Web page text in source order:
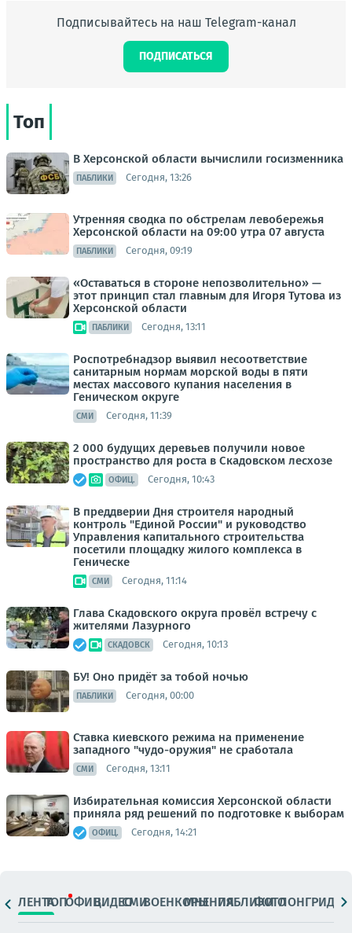
Подписывайтесь на наш Telegram-канал
ПОДПИСАТЬСЯ
Топ
В Херсонской области вычислили госизменника
ПАБЛИКИ Сегодня, 13:26
Утренняя сводка по обстрелам левобережья
Херсонской области на 09:00 утра 07 августа
ПАБЛИКИ Сегодня, 09:19
«Оставаться в стороне непозволительно» —
этот принцип стал главным для Игоря Тутова из
Херсонской области
ПАБЛИКИ Сегодня, 13:11
Роспотребнадзор выявил несоответствие
санитарным нормам морской воды в пяти
местах массового купания населения в
Геническом округе
СМИ Сегодня, 11:39
2 000 будущих деревьев получили новое
пространство для роста в Скадовском лесхозе
ОФИЦ. Сегодня, 10:43
В преддверии Дня строителя народный
контроль "Единой России" и руководство
Управления капитального строительства
посетили площадку жилого комплекса в
Геническе
СМИ Сегодня, 11:14
Глава Скадовского округа провёл встречу с
жителями Лазурного
СКАДОВСК Сегодня, 10:13
БУ! Оно придёт за тобой ночью
ПАБЛИКИ Сегодня, 00:00
Ставка киевского режима на применение
западного "чудо-оружия" не сработала
СМИ Сегодня, 13:11
Избирательная комиссия Херсонской области
приняла ряд решений по подготовке к выборам
ОФИЦ. Сегодня, 14:21
ЛЕНТАТОПОФИЦ.ВИДЕОСМИВОЕНКОРЫМНЕНИЯПАБЛИКИ
ФОТОЛОНГРИДЫ